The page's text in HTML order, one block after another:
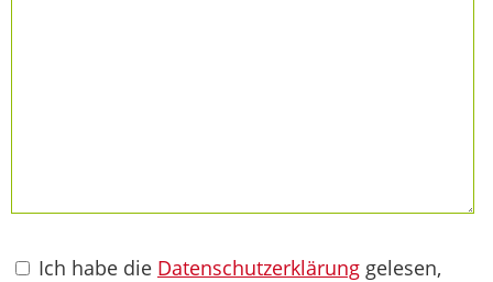
Ich habe die Datenschutzerklärung gelesen,